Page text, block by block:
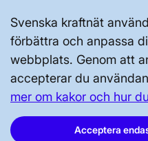
Svenska kraftnät
förbättra och anpassa
webbplats. Genom att
accepterar du
mer om kakor och hur
Acceptera
Kontakta oss
Press och nyheter
Prenumerera
Vår